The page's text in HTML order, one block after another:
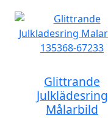
Glittrande
Julklädesring
Målarbild